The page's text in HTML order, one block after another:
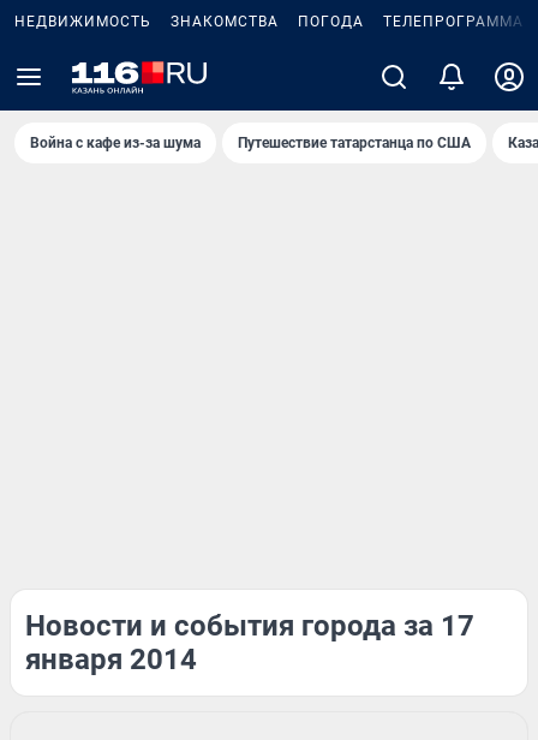
НЕДВИЖИМОСТЬ ЗНАКОМСТВА ПОГОДА ТЕЛЕПРОГРАММА
Война с кафе из-за шума Путешествие татарстанца по США
Новости и события города за 17
января 2014